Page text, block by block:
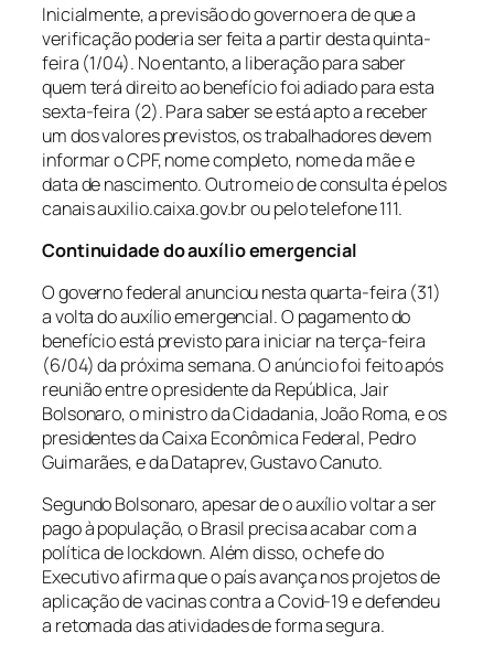
Inicialmente, a previsão do governo era de que a
verificação poderia ser feita a partir desta quinta-
feira (1/04). No entanto, a liberação para saber
quem terá direito ao benefício foi adiado para esta
sexta-feira (2). Para saber se está apto a receber
um dos valores previstos, os trabalhadores devem
informar o CPF, nome completo, nome da mãe e
data de nascimento. Outro meio de consulta é pelos
canais auxilio.caixa.gov.br ou pelo telefone 111.
Continuidade do auxílio emergencial
O governo federal anunciou nesta quarta-feira (31)
a volta do auxílio emergencial. O pagamento do
benefício está previsto para iniciar na terça-feira
(6/04) da próxima semana. O anúncio foi feito após
reunião entre o presidente da República, Jair
Bolsonaro, o ministro da Cidadania, João Roma, e os
presidentes da Caixa Econômica Federal, Pedro
Guimarães, e da Dataprev, Gustavo Canuto.
Segundo Bolsonaro, apesar de o auxílio voltar a ser
pago à população, o Brasil precisa acabar com a
política de lockdown. Além disso, o chefe do
Executivo afirma que o país avança nos projetos de
aplicação de vacinas contra a Covid-19 e defendeu
a retomada das atividades de forma segura.